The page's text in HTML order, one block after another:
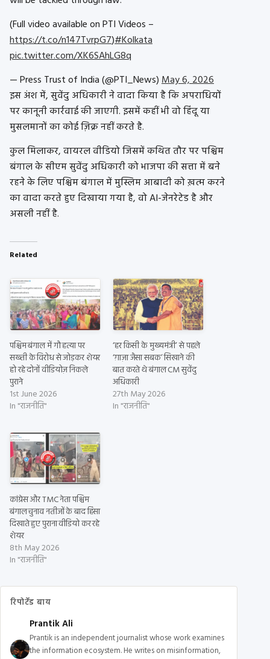
(Full video available on PTI Videos –
https://t.co/n147TvrpG7)#Kolkata
pic.twitter.com/XK6SAhLG8q
— Press Trust of India (@PTI_News)May 6, 2026
इस अंश में, सुवेंदु अधिकारी ने वादा किया है कि अपराधियों
पर कानूनी कार्रवाई की जाएगी. इसमें कहीं भी वो हिंदू या
मुसलमानों का कोई ज़िक्र नहीं करते है.
कुल मिलाकर, वायरल वीडियो जिसमें कथित तौर पर पश्चिम
बंगाल के सीएम सुवेंदु अधिकारी को भाजपा की सत्ता में बने
रहने के लिए पश्चिम बंगाल में मुस्लिम आबादी को ख़त्म करने
का वादा करते हुए दिखाया गया है, वो AI-जेनरेटेड है और
असली नहीं है.
Related
पश्चिम बंगाल में गौ हत्या पर
सख्ती के विरोध से जोड़कर शेयर
हो रहे दोनों वीडियोज़ निकले
पुराने
1st June 2026
In "राजनीति"
‘हर किसी के मुख्यमंत्री’ से पहले
‘ग़ाज़ा जैसा सबक’ सिखाने की
बात करते थे बंगाल CM सुवेंदु
अधिकारी
27th May 2026
In "राजनीति"
कांग्रेस और TMC नेता पश्चिम
बंगाल चुनाव नतीजों के बाद हिंसा
दिखाते हुए पुराना वीडियो कर रहे
शेयर
8th May 2026
In "राजनीति"
रिपोर्टेड बाय
Prantik Ali
Prantik is an independent journalist whose work examines
the information ecosystem. He writes on misinformation,